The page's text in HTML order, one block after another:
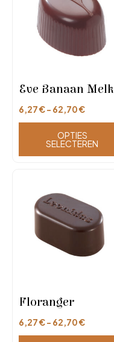
Eve Banaan Melk
6,27€- 62,70€
OPTIES
SELECTEREN
Floranger
6,27€- 62,70€